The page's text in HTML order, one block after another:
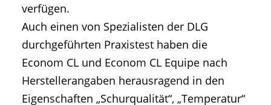
verfügen.
Auch einen von Spezialisten der DLG
durchgeführten Praxistest haben die
Econom CL und Econom CL Equipe nach
Herstellerangaben herausragend in den
Eigenschaften „Schurqualität“, „Temperatur“